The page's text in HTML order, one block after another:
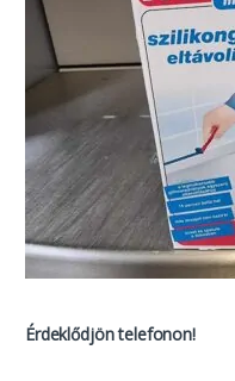
Érdeklődjön telefonon!